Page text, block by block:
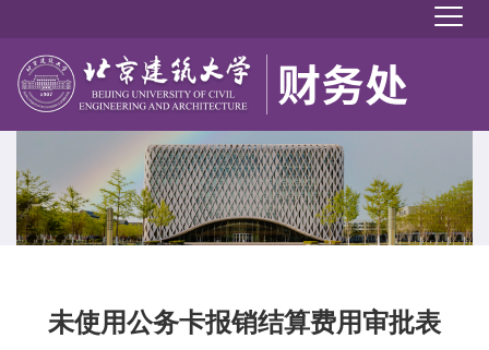
未使用公务卡报销结算费用审批表